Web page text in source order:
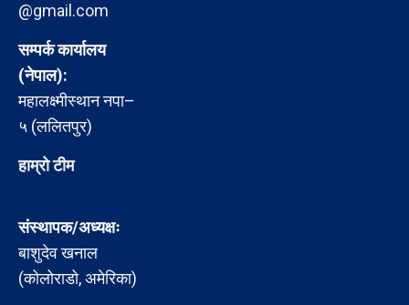
@gmail.com
सम्पर्क कार्यालय
(नेपाल):
महालक्ष्मीस्थान नपा–
५ (ललितपुर)
हाम्रो टीम
संस्थापक/अध्यक्षः
बाशुदेव खनाल
(कोलोराडो, अमेरिका)